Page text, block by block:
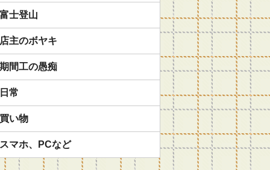
富士登山
店主のボヤキ
期間工の愚痴
日常
買い物
スマホ、PCなど